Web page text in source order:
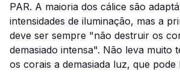
PAR. A maioria dos cálice são
intensidades de iluminação, mas a
deve ser sempre "não destruir os
demasiado intensa". Não leva muito
os corais a demasiada luz, que pode